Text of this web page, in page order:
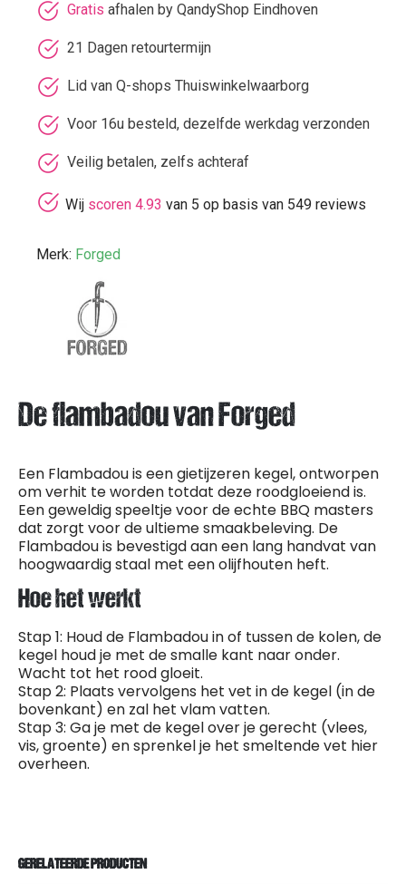
Gratis afhalen by QandyShop Eindhoven
21 Dagen retourtermijn
Lid van Q-shops Thuiswinkelwaarborg
Voor 16u besteld, dezelfde werkdag verzonden
Veilig betalen, zelfs achteraf
Wijscoren 4.93 van 5 op basis van 549 reviews
Merk: Forged
De flambadou van Forged
Een Flambadou is een gietijzeren kegel, ontworpen
om verhit te worden totdat deze roodgloeiend is.
Een geweldig speeltje voor de echte BBQ masters
dat zorgt voor de ultieme smaakbeleving. De
Flambadou is bevestigd aan een lang handvat van
hoogwaardig staal met een olijfhouten heft.
Hoe het werkt
Stap 1: Houd de Flambadou in of tussen de kolen, de
kegel houd je met de smalle kant naar onder.
Wacht tot het rood gloeit.
Stap 2: Plaats vervolgens het vet in de kegel (in de
bovenkant) en zal het vlam vatten.
Stap 3: Ga je met de kegel over je gerecht (vlees,
vis, groente) en sprenkel je het smeltende vet hier
overheen.
GERELATEERDE PRODUCTEN